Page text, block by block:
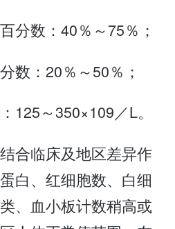
分数：40％～75％；
数：20％～50％；
125～350×109／L。
合临床及地区差异作
白、红细胞数、白细
、血小板计数稍高或